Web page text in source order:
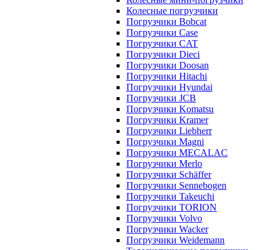
Колесные погрузчики
Погрузчики Bobcat
Погрузчики Case
Погрузчики CAT
Погрузчики Dieci
Погрузчики Doosan
Погрузчики Hitachi
Погрузчики Hyundai
Погрузчики JCB
Погрузчики Komatsu
Погрузчики Kramer
Погрузчики Liebherr
Погрузчики Magni
Погрузчики MECALAC
Погрузчики Merlo
Погрузчики Schäffer
Погрузчики Sennebogen
Погрузчики Takeuchi
Погрузчики TORION
Погрузчики Volvo
Погрузчики Wacker
Погрузчики Weidemann